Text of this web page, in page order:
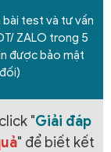
bài test và tư vấn
ZALO trong 5
được bảo mật
"Giải đáp
" để biết kết